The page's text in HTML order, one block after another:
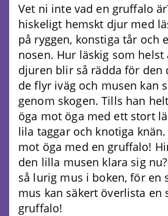
Vet ni inte vad en gruffalo
hiskeligt hemskt djur med
på ryggen, konstiga tår och
nosen. Hur läskig som helst
djuren blir så rädda för den
de flyr iväg och musen kan
genom skogen. Tills han
öga mot öga med ett stort
lila taggar och knotiga
mot öga med en gruffalo!
den lilla musen klara sig
så lurig mus i boken, för en
mus kan säkert överlista en
gruffalo!